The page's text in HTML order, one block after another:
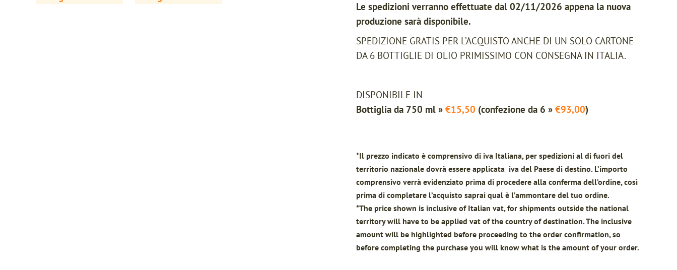
Le spedizioni verranno effettuate dal 02/11/2026 appena la nuova
produzione sarà disponibile.
SPEDIZIONE GRATIS PER L’ACQUISTO ANCHE DI UN SOLO CARTONE
DA 6 BOTTIGLIE DI OLIO PRIMISSIMO CON CONSEGNA IN ITALIA.
DISPONIBILE IN
Bottiglia da 750 ml » €15,50 (confezione da 6 » €93,00)
*Il prezzo indicato è comprensivo di iva Italiana, per spedizioni al di fuori del
territorio nazionale dovrà essere applicata iva del Paese di destino. L’importo
comprensivo verrà evidenziato prima di procedere alla conferma dell’ordine, così
prima di completare l’acquisto saprai qual è l’ammontare del tuo ordine.
*The price shown is inclusive of Italian vat, for shipments outside the national
territory will have to be applied vat of the country of destination. The inclusive
amount will be highlighted before proceeding to the order confirmation, so
before completing the purchase you will know what is the amount of your order.